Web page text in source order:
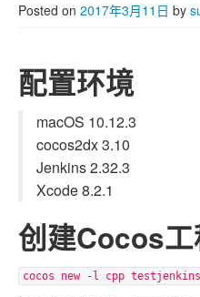
Posted on 2017年3月11日 by
配置环境
macOS 10.12.3
cocos2dx 3.10
Jenkins 2.32.3
Xcode 8.2.1
创建Cocos
cocos new -l cpp testjenkins